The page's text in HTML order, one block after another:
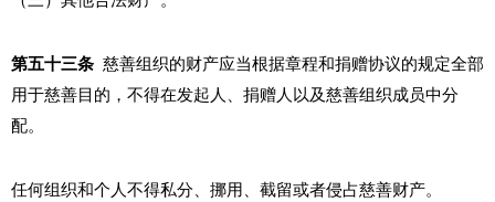
第五十三条 慈善组织的财产应当根据章程和捐赠协议的规定全部
用于慈善目的，不得在发起人、捐赠人以及慈善组织成员中分
配。
任何组织和个人不得私分、挪用、截留或者侵占慈善财产。